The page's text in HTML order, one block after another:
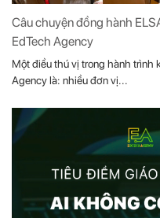
Câu chuyện đồng hành
EdTech Agency
Một điều thú vị trong hành trình
Agency là: nhiều đơn vị...